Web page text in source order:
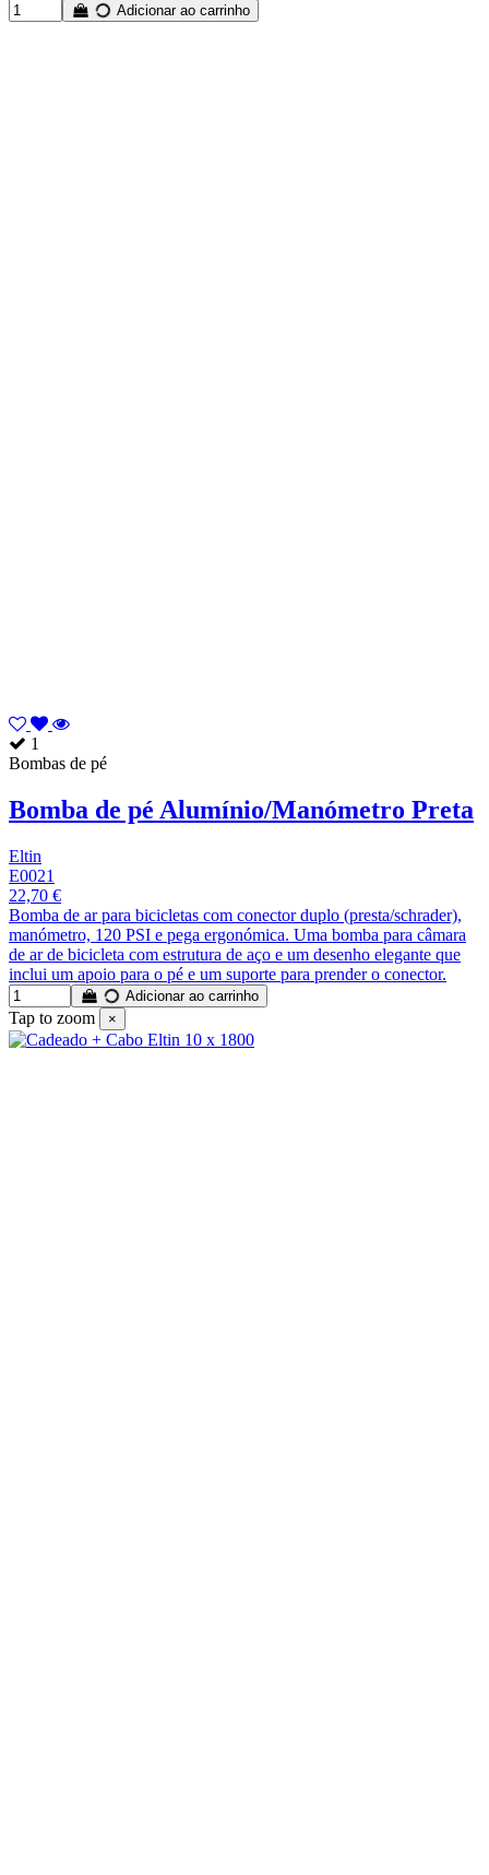
Adicionar ao carrinho
1
Bombas de pé
Bomba de pé Alumínio/Manómetro Preta
Eltin
E0021
22,70 €
Bomba de ar para bicicletas com conector duplo (presta/schrader),
manómetro, 120 PSI e pega ergonómica. Uma bomba para câmara
de ar de bicicleta com estrutura de aço e um desenho elegante que
inclui um apoio para o pé e um suporte para prender o conector.
Adicionar ao carrinho
Tap to zoom ×